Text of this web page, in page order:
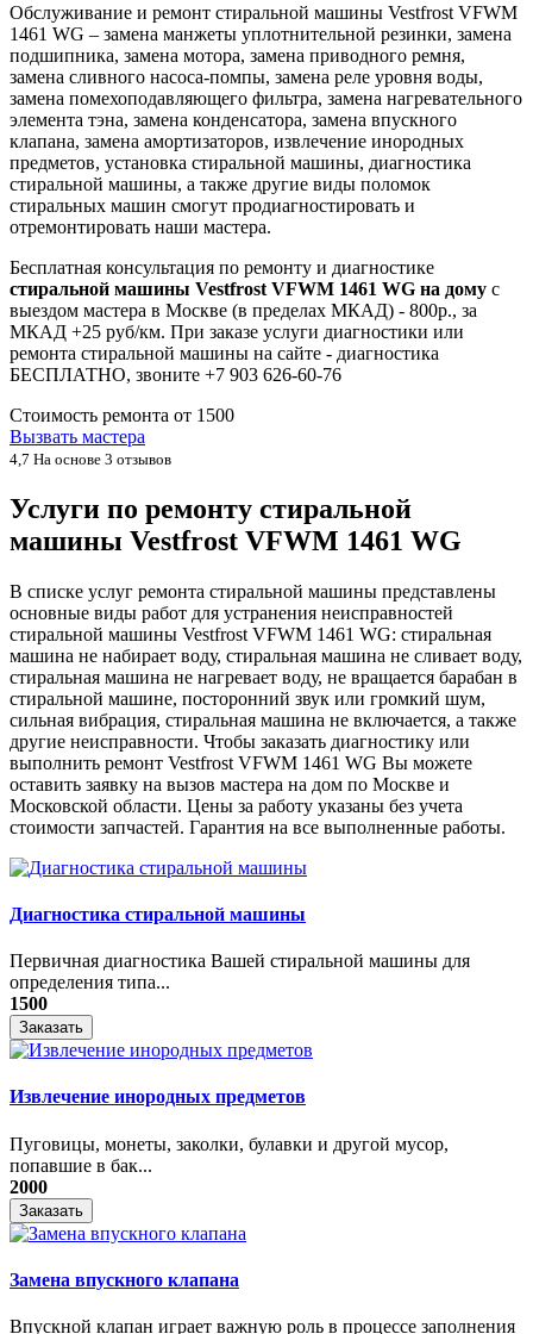
Обслуживание и ремонт стиральной машины Vestfrost VFWM
1461 WG – замена манжеты уплотнительной резинки, замена
подшипника, замена мотора, замена приводного ремня,
замена сливного насоса-помпы, замена реле уровня воды,
замена помехоподавляющего фильтра, замена нагревательного
элемента тэна, замена конденсатора, замена впускного
клапана, замена амортизаторов, извлечение инородных
предметов, установка стиральной машины, диагностика
стиральной машины, а также другие виды поломок
стиральных машин смогут продиагностировать и
отремонтировать наши мастера.
Бесплатная консультация по ремонту и диагностике
стиральной машины Vestfrost VFWM 1461 WG на дому с
выездом мастера в Москве (в пределах МКАД) - 800р., за
МКАД +25 руб/км. При заказе услуги диагностики или
ремонта стиральной машины на сайте - диагностика
БЕСПЛАТНО, звоните +7 903 626-60-76
Стоимость ремонта от 1500
Вызвать мастера
4,7 На основе 3 отзывов
Услуги по ремонту стиральной
машины Vestfrost VFWM 1461 WG
В списке услуг ремонта стиральной машины представлены
основные виды работ для устранения неисправностей
стиральной машины Vestfrost VFWM 1461 WG: стиральная
машина не набирает воду, стиральная машина не сливает воду,
стиральная машина не нагревает воду, не вращается барабан в
стиральной машине, посторонний звук или громкий шум,
сильная вибрация, стиральная машина не включается, а также
другие неисправности. Чтобы заказать диагностику или
выполнить ремонт Vestfrost VFWM 1461 WG Вы можете
оставить заявку на вызов мастера на дом по Москве и
Московской области. Цены за работу указаны без учета
стоимости запчастей. Гарантия на все выполненные работы.
Диагностика стиральной машины
Первичная диагностика Вашей стиральной машины для
определения типа...
1500
Заказать
Извлечение инородных предметов
Пуговицы, монеты, заколки, булавки и другой мусор,
попавшие в бак...
2000
Заказать
Замена впускного клапана
Впускной клапан играет важную роль в процессе заполнения